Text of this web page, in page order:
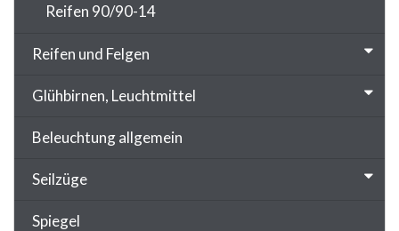
Reifen 90/90-14
Reifen und Felgen
Glühbirnen, Leuchtmittel
Beleuchtung allgemein
Seilzüge
Spiegel